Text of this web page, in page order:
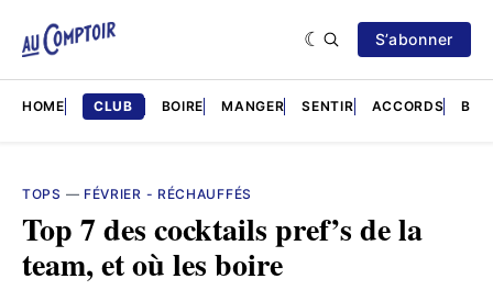
S’abonner
HOME CLUB BOIRE MANGER SENTIR ACCORDS
TOPS — FÉVRIER - RÉCHAUFFÉS
Top 7 des cocktails pref’s de la
team, et où les boire